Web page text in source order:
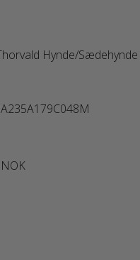
Hynde/Sædehynde